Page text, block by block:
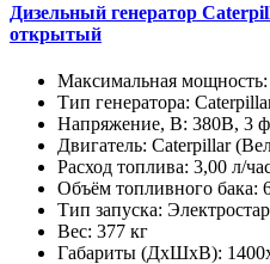
Дизельный генератор
открытый
Максимальная мощность:
Тип генератора:
Напряжение, В: 380В, 3
Двигатель: Caterpillar
Расход топлива: 3,00 л/
Объём топливного бака:
Тип запуска:
Вес: 377 кг
Габариты (ДхШхВ):